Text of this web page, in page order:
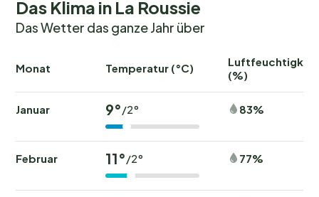
Das Klima in La Roussie
Das Wetter das ganze Jahr über
Monat Temperatur (°C)
Luftfeuchtigkeit
(%)
Januar 9°/2° 83%
Februar 11°/2° 77%